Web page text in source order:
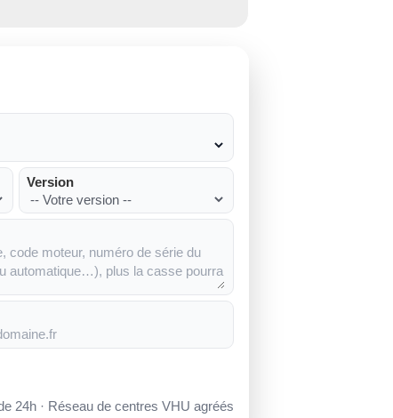
Version
24h · Réseau de centres VHU agréés